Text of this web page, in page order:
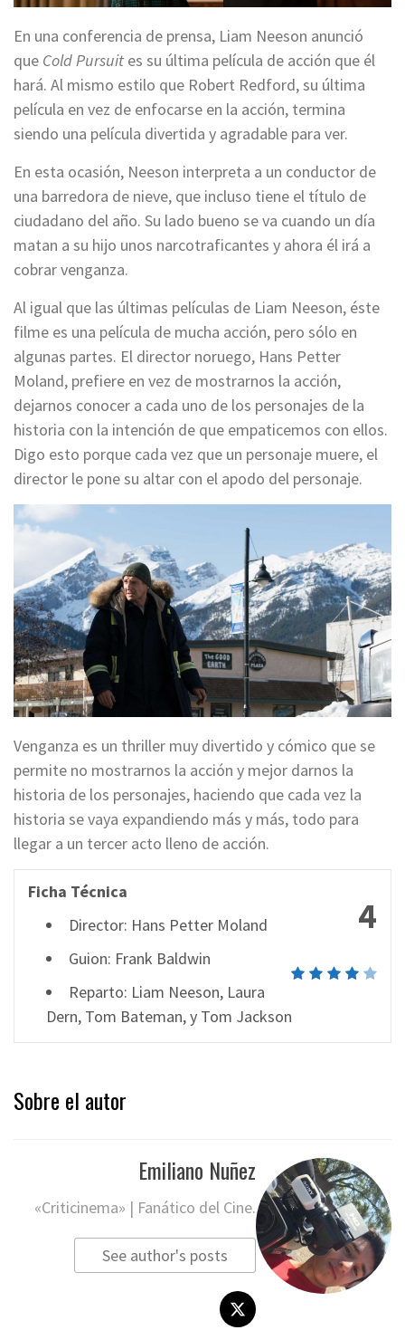
En una conferencia de prensa, Liam Neeson anunció
que Cold Pursuit es su última película de acción que él
hará. Al mismo estilo que Robert Redford, su última
película en vez de enfocarse en la acción, termina
siendo una película divertida y agradable para ver.
En esta ocasión, Neeson interpreta a un conductor de
una barredora de nieve, que incluso tiene el título de
ciudadano del año. Su lado bueno se va cuando un día
matan a su hijo unos narcotraficantes y ahora él irá a
cobrar venganza.
Al igual que las últimas películas de Liam Neeson, éste
filme es una película de mucha acción, pero sólo en
algunas partes. El director noruego, Hans Petter
Moland, prefiere en vez de mostrarnos la acción,
dejarnos conocer a cada uno de los personajes de la
historia con la intención de que empaticemos con ellos.
Digo esto porque cada vez que un personaje muere, el
director le pone su altar con el apodo del personaje.
Venganza es un thriller muy divertido y cómico que se
permite no mostrarnos la acción y mejor darnos la
historia de los personajes, haciendo que cada vez la
historia se vaya expandiendo más y más, todo para
llegar a un tercer acto lleno de acción.
4
Ficha Técnica
Director: Hans Petter Moland
Guion: Frank Baldwin
Reparto: Liam Neeson, Laura
Dern, Tom Bateman, y Tom Jackson
Sobre el autor
Emiliano Nuñez
«Criticinema» | Fanático del Cine.
See author's posts